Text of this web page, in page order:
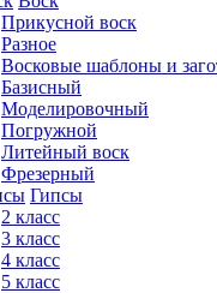
Прикусной воск
Разное
Восковые шаблоны и
Базисный
Моделировочный
Погружной
Литейный воск
Фрезерный
Гипсы
2 класс
3 класс
4 класс
5 класс